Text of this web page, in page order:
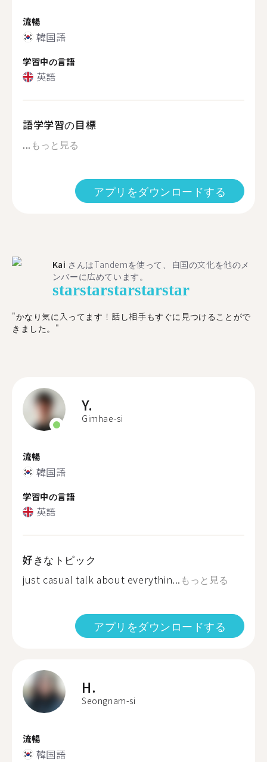
流暢
韓国語
学習中の言語
英語
語学学習の目標
... もっと見る
アプリをダウンロードする
Kai さんはTandemを使って、自国の文化を他のメ
ンバーに広めています。
starstarstarstarstar
"かなり気に入ってます！話し相手もすぐに見つけることがで
きました。"
Y.
Gimhae-si
流暢
韓国語
学習中の言語
英語
好きなトピック
just casual talk about everythin... もっと見る
アプリをダウンロードする
H.
Seongnam-si
流暢
韓国語